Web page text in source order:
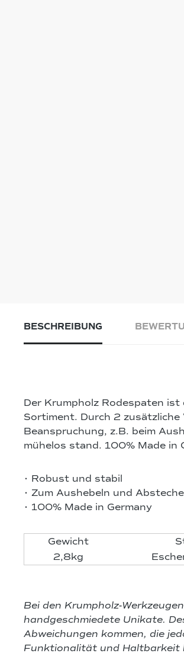
BESCHREIBUNG
Der Krumpholz Rodespaten
Sortiment. Durch 2
Beanspruchung, z.B. beim
mühelos stand. 100% Made in
• Robust und stabil
• Zum Aushebeln und
• 100% Made in Germany
Gewicht
2,8kg
Bei den Krumpholz-
handgeschmiedete Unikate.
Abweichungen kommen, die
Funktionalität und Haltbarkeit